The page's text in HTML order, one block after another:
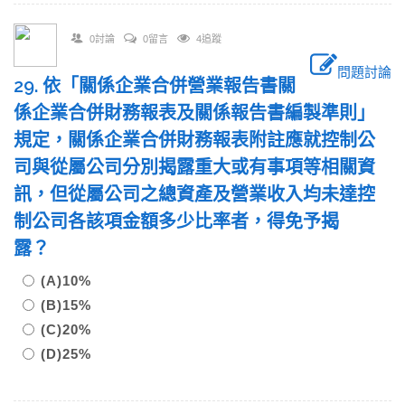
0討論 0留言 4追蹤
問題討論
29. 依「關係企業合併營業報告書關
係企業合併財務報表及關係報告書編製準則」
規定，關係企業合併財務報表附註應就控制公
司與從屬公司分別揭露重大或有事項等相關資
訊，但從屬公司之總資產及營業收入均未達控
制公司各該項金額多少比率者，得免予揭
露？
(A)10%
(B)15%
(C)20%
(D)25%